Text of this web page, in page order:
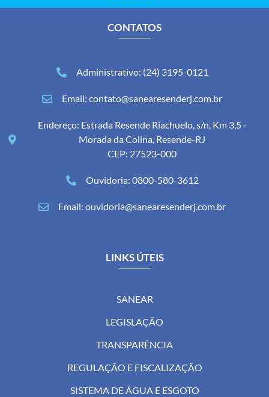
CONTATOS
Administrativo: (24) 3195-0121
Email: contato@sanearesenderj.com.br
Endereço: Estrada Resende Riachuelo, s/n, Km 3,5 -
Morada da Colina, Resende-RJ
CEP: 27523-000
Ouvidoria: 0800-580-3612
Email: ouvidoria@sanearesenderj.com.br
LINKS ÚTEIS
SANEAR
LEGISLAÇÃO
TRANSPARÊNCIA
REGULAÇÃO E FISCALIZAÇÃO
SISTEMA DE ÁGUA E ESGOTO